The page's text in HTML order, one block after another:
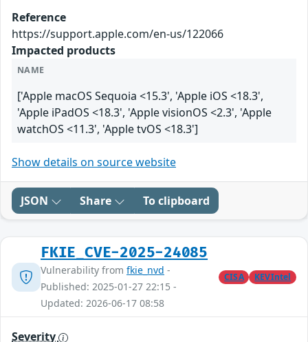
Reference
https://support.apple.com/en-us/122066
Impacted products
NAME
['Apple macOS Sequoia <15.3', 'Apple iOS <18.3',
'Apple iPadOS <18.3', 'Apple visionOS <2.3', 'Apple
watchOS <11.3', 'Apple tvOS <18.3']
Show details on source website
JSON Share To clipboard
FKIE_CVE-2025-24085
Vulnerability from fkie_nvd -
Published: 2025-01-27 22:15 -
Updated: 2026-06-17 08:58
CISA KEVIntel
Severity